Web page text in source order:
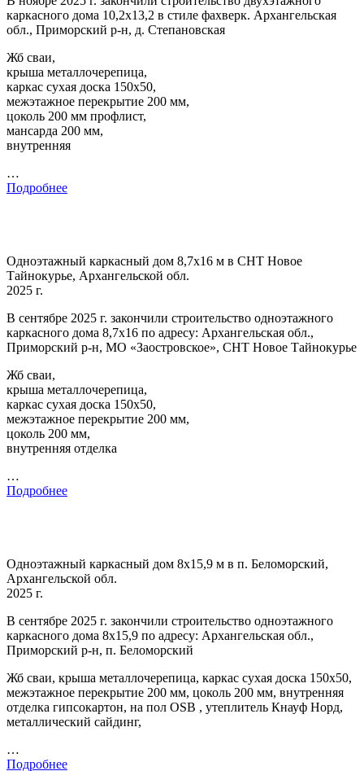
каркасного дома 10,2х13,2 в стиле фахверк. Архангельская
обл., Приморский р-н, д. Степановская
Жб сваи,
крыша металлочерепица,
каркас сухая доска 150х50,
межэтажное перекрытие 200 мм,
цоколь 200 мм профлист,
мансарда 200 мм,
внутренняя
…
Подробнее
Одноэтажный каркасный дом 8,7х16 м в СНТ Новое
Тайнокурье, Архангельской обл.
2025 г.
В сентябре 2025 г. закончили строительство одноэтажного
каркасного дома 8,7х16 по адресу: Архангельская обл.,
Приморский р-н, МО «Заостровское», СНТ Новое Тайнокурье
Жб сваи,
крыша металлочерепица,
каркас сухая доска 150х50,
межэтажное перекрытие 200 мм,
цоколь 200 мм,
внутренняя отделка
…
Подробнее
Одноэтажный каркасный дом 8х15,9 м в п. Беломорский,
Архангельской обл.
2025 г.
В сентябре 2025 г. закончили строительство одноэтажного
каркасного дома 8х15,9 по адресу: Архангельская обл.,
Приморский р-н, п. Беломорский
Жб сваи, крыша металлочерепица, каркас сухая доска 150х50,
межэтажное перекрытие 200 мм, цоколь 200 мм, внутренняя
отделка гипсокартон, на пол OSB , утеплитель Кнауф Норд,
металлический сайдинг,
…
Подробнее